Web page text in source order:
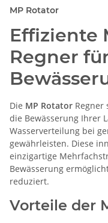
MP Rotator
Effiziente
Regner
Die MP Rotator Regner
die Bewässerung Ihrer
Wasserverteilung bei
gewährleisten. Diese
einzigartige
Bewässerung
reduziert.
Vorteile der